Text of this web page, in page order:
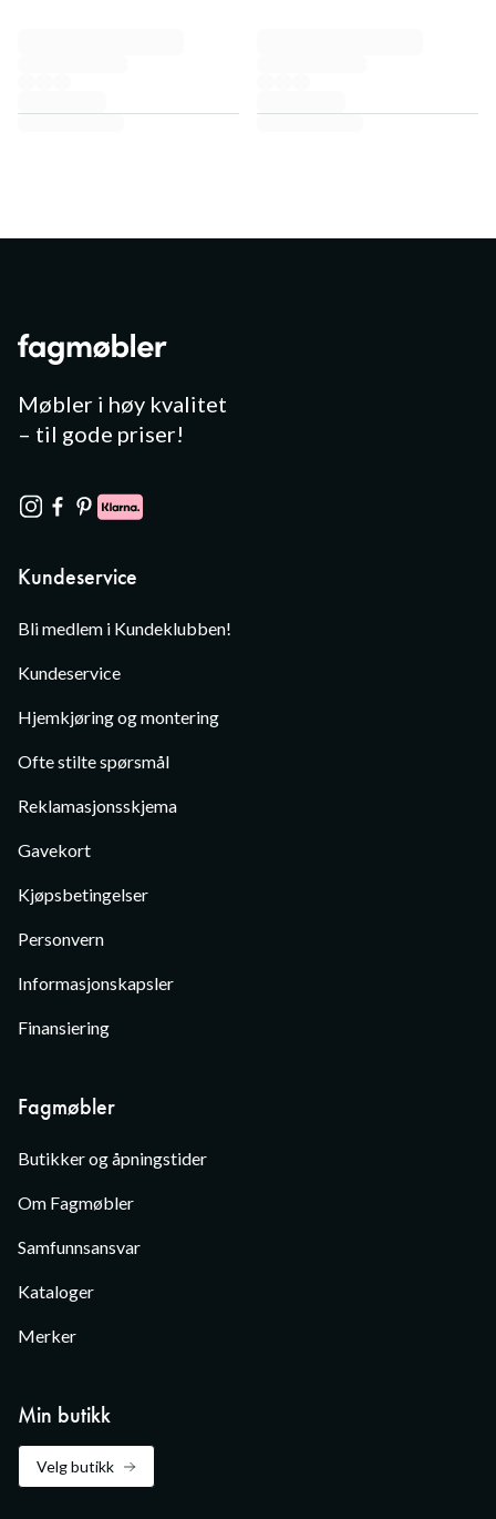
Møbler i høy kvalitet
– til gode priser!
Kundeservice
Bli medlem i Kundeklubben!
Kundeservice
Hjemkjøring og montering
Ofte stilte spørsmål
Reklamasjonsskjema
Gavekort
Kjøpsbetingelser
Personvern
Informasjonskapsler
Finansiering
Fagmøbler
Butikker og åpningstider
Om Fagmøbler
Samfunnsansvar
Kataloger
Merker
Min butikk
Velg butikk